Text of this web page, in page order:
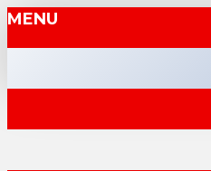
MENU